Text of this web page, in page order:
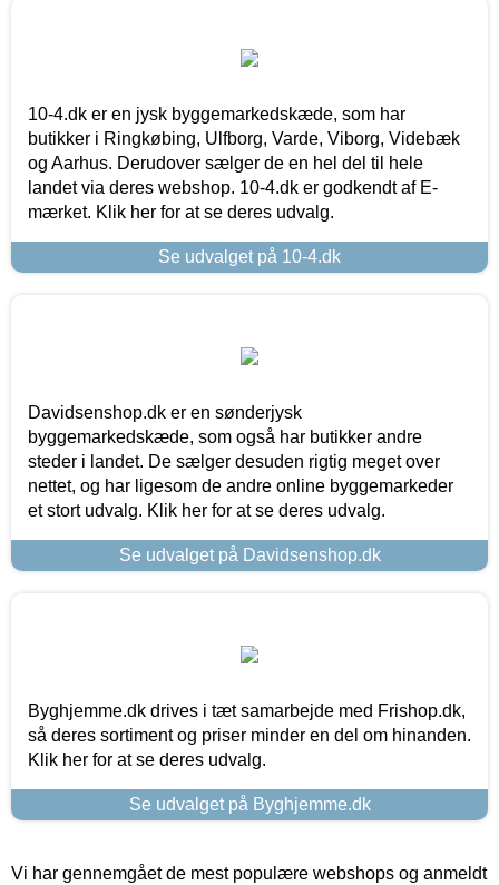
10-4.dk er en jysk byggemarkedskæde, som har
butikker i Ringkøbing, Ulfborg, Varde, Viborg, Videbæk
og Aarhus. Derudover sælger de en hel del til hele
landet via deres webshop. 10-4.dk er godkendt af E-
mærket. Klik her for at se deres udvalg.
Se udvalget på 10-4.dk
Davidsenshop.dk er en sønderjysk
byggemarkedskæde, som også har butikker andre
steder i landet. De sælger desuden rigtig meget over
nettet, og har ligesom de andre online byggemarkeder
et stort udvalg. Klik her for at se deres udvalg.
Se udvalget på Davidsenshop.dk
Byghjemme.dk drives i tæt samarbejde med Frishop.dk,
så deres sortiment og priser minder en del om hinanden.
Klik her for at se deres udvalg.
Se udvalget på Byghjemme.dk
Vi har gennemgået de mest populære webshops og anmeldt